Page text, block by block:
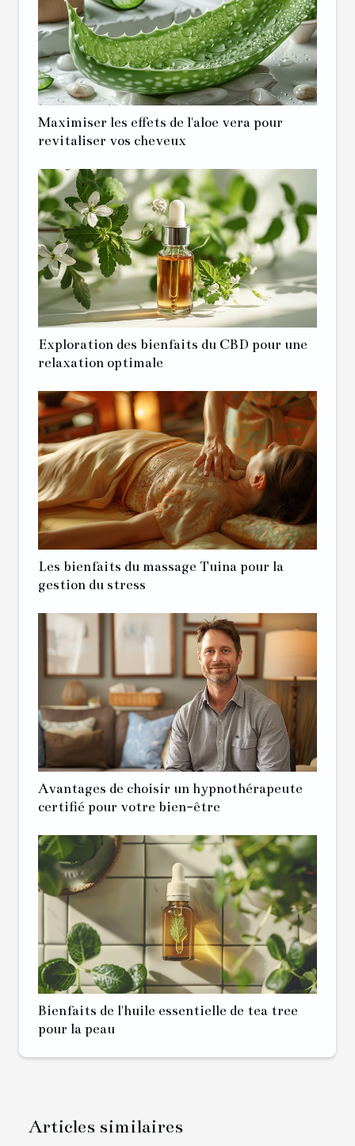
Maximiser les effets de l'aloe vera pour
revitaliser vos cheveux
Exploration des bienfaits du CBD pour une
relaxation optimale
Les bienfaits du massage Tuina pour la
gestion du stress
Avantages de choisir un hypnothérapeute
certifié pour votre bien-être
Bienfaits de l'huile essentielle de tea tree
pour la peau
Articles similaires